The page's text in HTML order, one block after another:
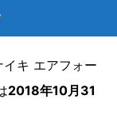
キ エアフォー
2018年10月31